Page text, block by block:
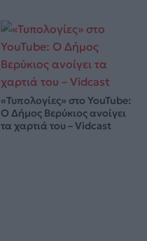
«Τυπολογίες» στο YouTube:
Ο Δήμος Βερύκιος ανοίγει
τα χαρτιά του – Vidcast